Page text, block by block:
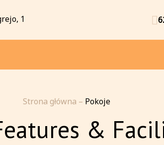
1
Strona główna – Pokoje
&